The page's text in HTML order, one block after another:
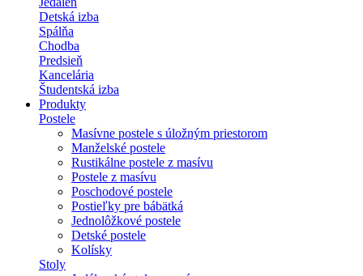
Detská izba
Spálňa
Chodba
Predsieň
Kancelária
Študentská izba
Produkty
Postele
Masívne postele s úložným priestorom
Manželské postele
Rustikálne postele z masívu
Postele z masívu
Poschodové postele
Postieľky pre bábätká
Jednolôžkové postele
Detské postele
Kolísky
Stoly